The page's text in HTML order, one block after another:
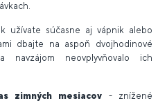
užívate súčasne aj vápnik alebo
dbajte na aspoň dvojhodinové
navzájom neovplyvňovalo ich
zimných mesiacov - znížené